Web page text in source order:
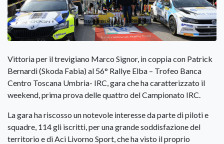
Vittoria per il trevigiano Marco Signor, in coppia con Patrick
Bernardi (Skoda Fabia) al 56° Rallye Elba – Trofeo Banca
Centro Toscana Umbria- IRC, gara che ha caratterizzato il
weekend, prima prova delle quattro del Campionato IRC.
La gara ha riscosso un notevole interesse da parte di piloti e
squadre, 114 gli iscritti, per una grande soddisfazione del
territorio e di Aci Livorno Sport, che ha visto il proprio